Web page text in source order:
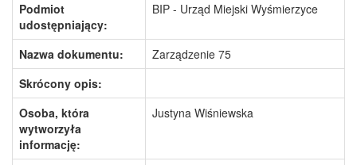
Podmiot
udostępniający:
BIP - Urząd Miejski Wyśmierzyce
Nazwa dokumentu:
Zarządzenie 75
Skrócony opis:
Osoba, która
wytworzyła
informację:
Justyna Wiśniewska